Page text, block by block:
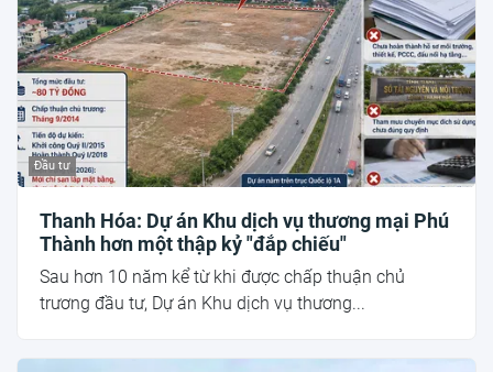
Đầu tư
Thanh Hóa: Dự án Khu dịch vụ thương mại Phú
Thành hơn một thập kỷ "đắp chiếu"
Sau hơn 10 năm kể từ khi được chấp thuận chủ
trương đầu tư, Dự án Khu dịch vụ thương...